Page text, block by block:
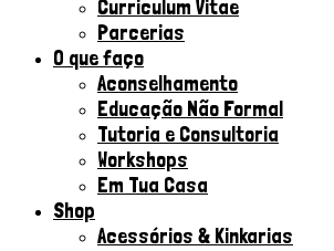
Curriculum Vitae
Parcerias
O que faço
Aconselhamento
Educação Não Formal
Tutoria e Consultoria
Workshops
Em Tua Casa
Shop
Acessórios & Kinkarias